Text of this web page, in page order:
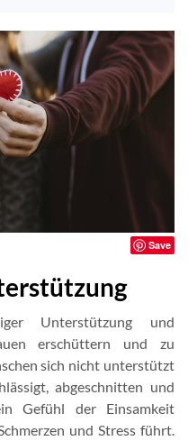
Save
Unterstützung und
erschüttern und zu
sich nicht unterstützt
abgeschnitten und
Gefühl der Einsamkeit
und Stress führt.